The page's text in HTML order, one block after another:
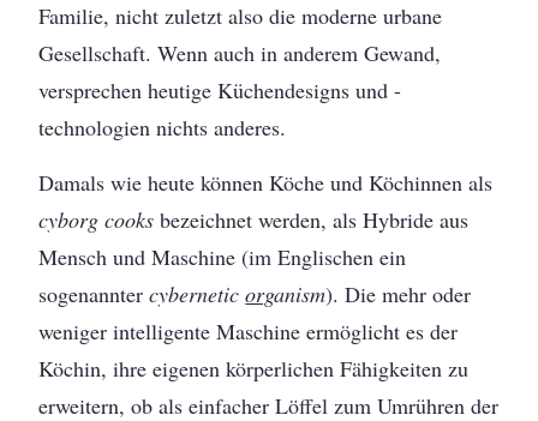
Familie, nicht zuletzt also die moderne urbane
Gesellschaft. Wenn auch in anderem Gewand,
versprechen heutige Küchendesigns und -
technologien nichts anderes.
Damals wie heute können Köche und Köchinnen als
cyborg cooks bezeichnet werden, als Hybride aus
Mensch und Maschine (im Englischen ein
sogenanntercyberneticorganism). Die mehr oder
weniger intelligente Maschine ermöglicht es der
Köchin, ihre eigenen körperlichen Fähigkeiten zu
erweitern, ob als einfacher Löffel zum Umrühren der